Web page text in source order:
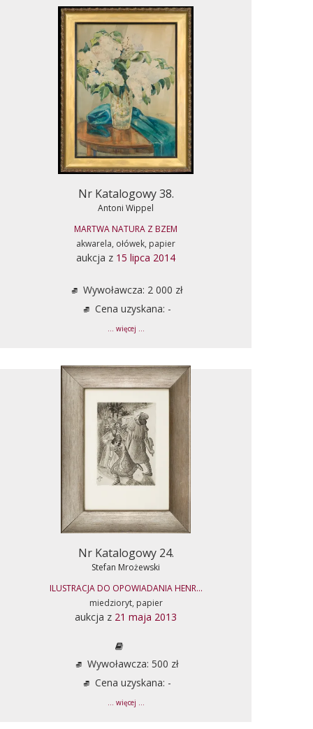
Nr Katalogowy 38.
Antoni Wippel
MARTWA NATURA Z BZEM
akwarela, ołówek, papier
aukcja z 15 lipca 2014
Wywoławcza: 2 000 zł
Cena uzyskana: -
... więcej ...
Nr Katalogowy 24.
Stefan Mrożewski
ILUSTRACJA DO OPOWIADANIA HENR...
miedzioryt, papier
aukcja z 21 maja 2013
Wywoławcza: 500 zł
Cena uzyskana: -
... więcej ...